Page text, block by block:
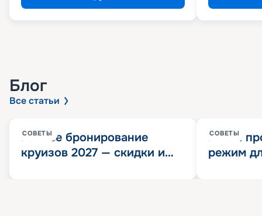
Блог
Все статьи
СОВЕТЫ
Раннее бронирование
круизов 2027 — скидки и
СОВЕТЫ
Китай
режим